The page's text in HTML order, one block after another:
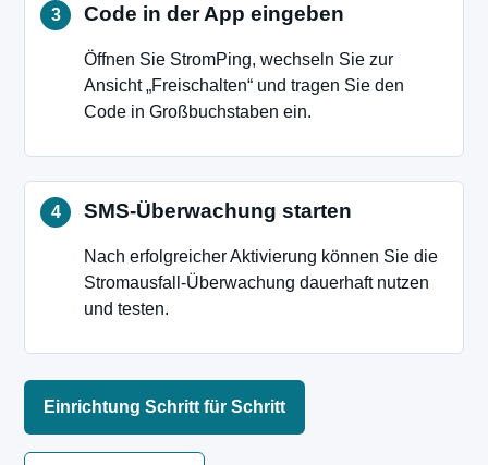
Code in der App eingeben
Öffnen Sie StromPing, wechseln Sie zur
Ansicht „Freischalten“ und tragen Sie den
Code in Großbuchstaben ein.
SMS-Überwachung starten
Nach erfolgreicher Aktivierung können Sie die
Stromausfall-Überwachung dauerhaft nutzen
und testen.
Einrichtung Schritt für Schritt